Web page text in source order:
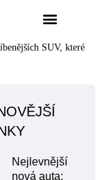
SUV, které
Nejlevnější
nová auta: